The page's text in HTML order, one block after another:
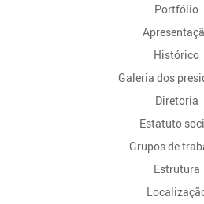
Portfólio
Histórico
Galeria dos
Diretoria
Estatuto
Grupos de
Estrutura